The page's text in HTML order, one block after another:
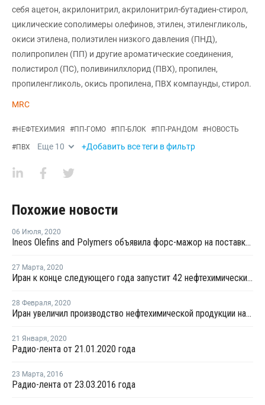
себя ацетон, акрилонитрил, акрилонитрил-бутадиен-стирол,
циклические сополимеры олефинов, этилен, этиленгликоль,
окиси этилена, полиэтилен низкого давления (ПНД),
полипропилен (ПП) и другие ароматические соединения,
полистирол (ПС), поливинилхлорид (ПВХ), пропилен,
пропиленгликоль, окись пропилена, ПВХ компаунды, стирол.
MRC
#НЕФТЕХИМИЯ #ПП-ГОМО #ПП-БЛОК #ПП-РАНДОМ #НОВОСТЬ
#ПВХ Еще 10 +Добавить все теги в фильтр
Похожие новости
06 Июля, 2020
Ineos Olefins and Polymers объявила форс-мажор на поставки ПП в Калифорнии
27 Марта, 2020
Иран к конце следующего года запустит 42 нефтехимических проекта
28 Февраля, 2020
Иран увеличил производство нефтехимической продукции на 1,9% за десять месяцев
21 Января, 2020
Радио-лента от 21.01.2020 года
23 Марта, 2016
Радио-лента от 23.03.2016 года